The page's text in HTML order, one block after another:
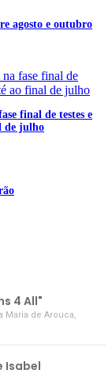
agosto e outubro
final de testes e
de julho
4 All"
Maria de Arouca,
Isabel